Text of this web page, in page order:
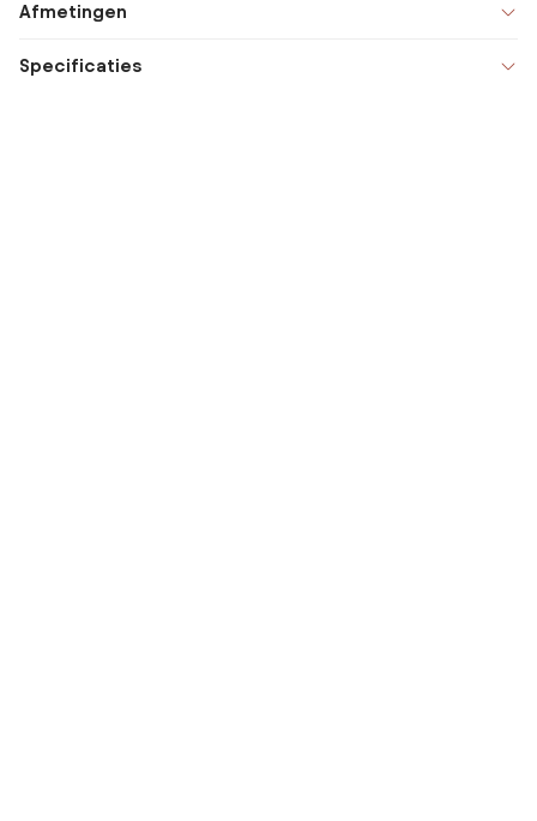
Afmetingen
Specificaties